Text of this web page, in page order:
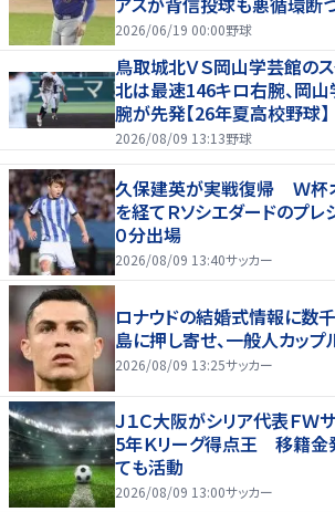
もリード守る
2026/06/19 00:00野球
鳥取城北ＶＳ岡山学芸館の
北は最速146キロ右腕、岡
腕が先発【26年夏高校野球】
2026/08/09 13:13野球
久保建英が実戦復帰 Ｗ杯
を経てＲソシエダードのプレ
０分出場
2026/08/09 13:40サッカー
ロナウドの結婚式情報に数
島に押し寄せ、一般人カッ
2026/08/09 13:25サッカー
Ｊ１Ｃ大阪がシリア代表Ｆ
5年Ｋリーグ得点王 移籍
ても活動
2026/08/09 13:00サッカー